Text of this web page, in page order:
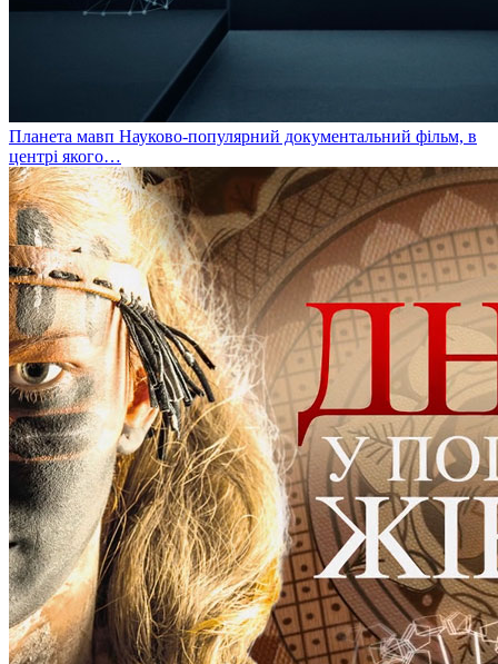
Планета мавп Науково-популярний документальний фільм, в
центрі якого…